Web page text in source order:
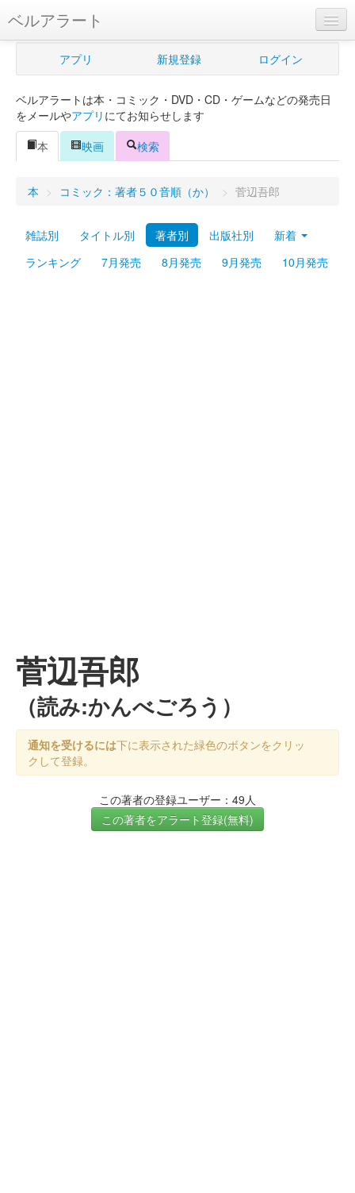
ベルアラート
ベルアラートとは
新規登録
ログイン
Myシェルフ
プレミアム
アプリ 新規登録 ログイン
ベルアラートは本・コミック・DVD・CD・ゲームなどの発売日
をメールやアプリ にてお知らせします
本
映画 検索
本 > コミック：著者５０音順（か） > 菅辺吾郎
雑誌別 タイトル別 著者別 出版社別
新着
ランキング
7月発売 8月発売 9月発売 10月発売
菅辺吾郎
（読み:かんべごろう）
通知を受けるには下に表示された緑色のボタンをクリッ
クして登録。
この著者の登録ユーザー：49人
この著者をアラート登録(無料)